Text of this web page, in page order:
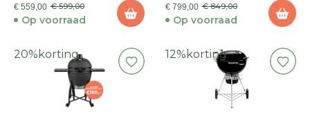
€ 559,00 € 599,00
Op voorraad
€ 799,00 € 849,00
Op voorraad
20% korting 12% korting